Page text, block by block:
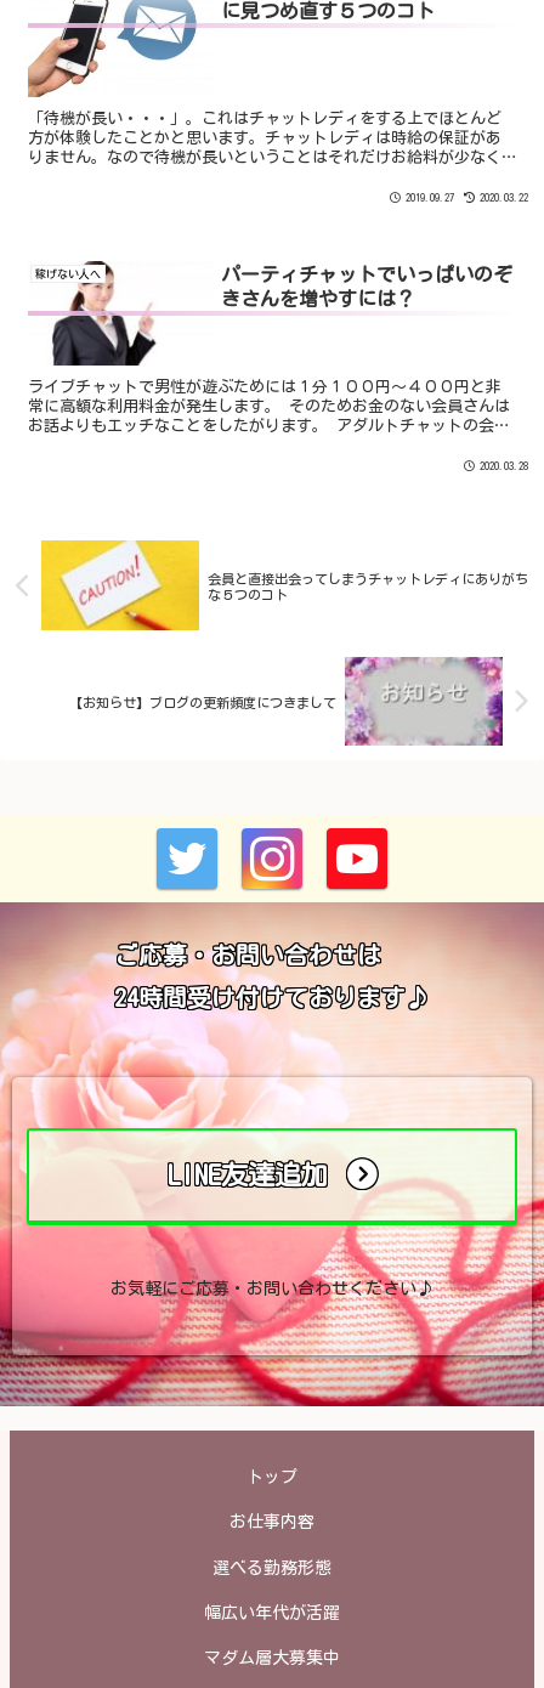
に見つめ直す５つのコト
「待機が長い・・・」。これはチャットレディをする上でほとんど
方が体験したことかと思います。チャットレディは時給の保証があ
りません。なので待機が長いということはそれだけお給料が少なく
2019.09.27 2020.03.22
稼げない人へ
パーティチャットでいっぱいのぞ
きさんを増やすには？
ライブチャットで男性が遊ぶためには１分１００円〜４００円と非
常に高額な利用料金が発生します。 そのためお金のない会員さんは
お話よりもエッチなことをしたがります。 アダルトチャットの会員
2020.03.28
会員と直接出会ってしまうチャットレディにありがち
な５つのコト
【お知らせ】ブログの更新頻度につきまして
ご応募・お問い合わせは
24時間受け付けております♪
LINE友達追加
お気軽にご応募・お問い合わせください♪
トップ
お仕事内容
選べる勤務形態
幅広い年代が活躍
マダム層大募集中